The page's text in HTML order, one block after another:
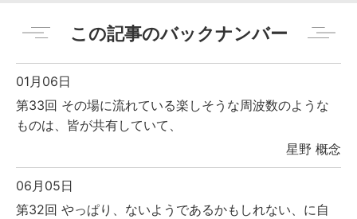
この記事のバックナンバー
01月06日
第33回 その場に流れている楽しそうな周波数のような
ものは、皆が共有していて、
星野 概念
06月05日
第32回 やっぱり、ないようであるかもしれない、に自